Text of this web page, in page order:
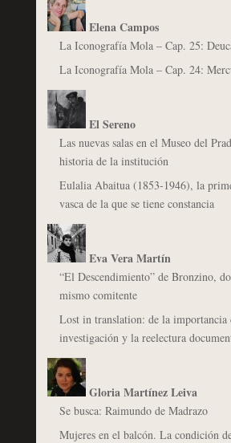
Elena Campos
La Iconografía Mola – Cap. 25:
La Iconografía Mola – Cap. 24:
El Sereno
Las nuevas salas en el Museo del
historia de la institución
Eulalia Abaitua (1853-1946), la
vasca de la que se tiene constancia
Eva Vera Martín
“El Descendimiento” de Bronzino,
mismo comitente
Lost in translation: de la importancia
investigación y la reelectura
Gloria Martínez Leiva
Se busca: Raimundo de Madrazo
Mujeres en el balcón. La condición